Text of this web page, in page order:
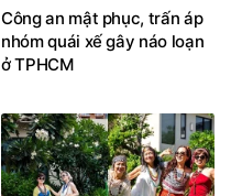
Công an mật phục, trấn áp
nhóm quái xế gây náo loạn
ở TPHCM